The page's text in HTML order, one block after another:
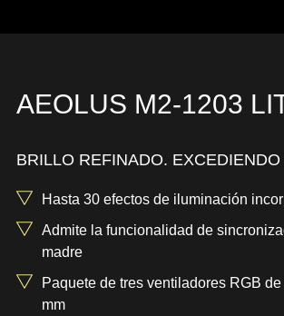
AEOLUS M2-1203
BRILLO REFINADO.
Hasta 30 efectos de iluminación
Admite la funcionalidad de
madre
Paquete de tres ventiladores RGB
mm